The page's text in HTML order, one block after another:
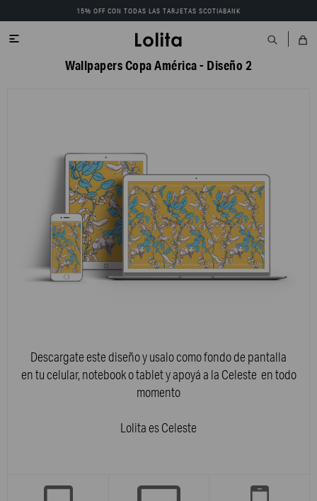
15% OFF CON TODAS LAS TARJETAS SCOTIABANK

Wallpapers Copa América - Diseño 2
Descargate este diseño y usalo como fondo de pantalla
en tu celular, notebook o tablet y apoyá a la Celeste en todo
momento
Lolita es Celeste